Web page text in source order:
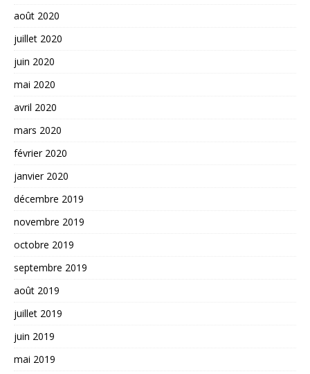
août 2020
juillet 2020
juin 2020
mai 2020
avril 2020
mars 2020
février 2020
janvier 2020
décembre 2019
novembre 2019
octobre 2019
septembre 2019
août 2019
juillet 2019
juin 2019
mai 2019